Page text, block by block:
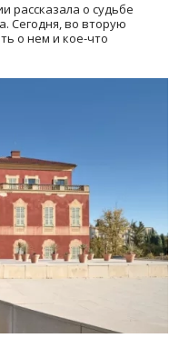
рассказала о судьбе
Сегодня, во вторую
о нем и кое-что